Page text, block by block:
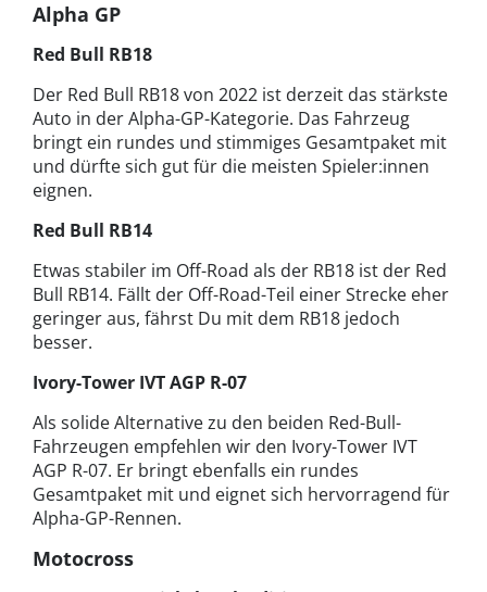
Alpha GP
Red Bull RB18
Der Red Bull RB18 von 2022 ist derzeit das stärkste
Auto in der Alpha-GP-Kategorie. Das Fahrzeug
bringt ein rundes und stimmiges Gesamtpaket mit
und dürfte sich gut für die meisten Spieler:innen
eignen.
Red Bull RB14
Etwas stabiler im Off-Road als der RB18 ist der Red
Bull RB14. Fällt der Off-Road-Teil einer Strecke eher
geringer aus, fährst Du mit dem RB18 jedoch
besser.
Ivory-Tower IVT AGP R-07
Als solide Alternative zu den beiden Red-Bull-
Fahrzeugen empfehlen wir den Ivory-Tower IVT
AGP R-07. Er bringt ebenfalls ein rundes
Gesamtpaket mit und eignet sich hervorragend für
Alpha-GP-Rennen.
Motocross